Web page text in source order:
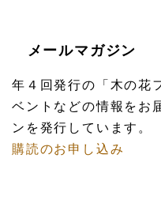
メールマガジン
年４回発行の「木の花
ベントなどの情報をお
ンを発行しています。
購読のお申し込み